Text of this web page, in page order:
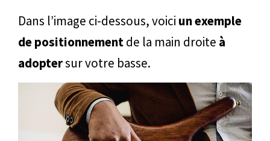
Dans l’image ci-dessous, voici un exemple
de positionnementde la main droite à
adoptersur votre basse.